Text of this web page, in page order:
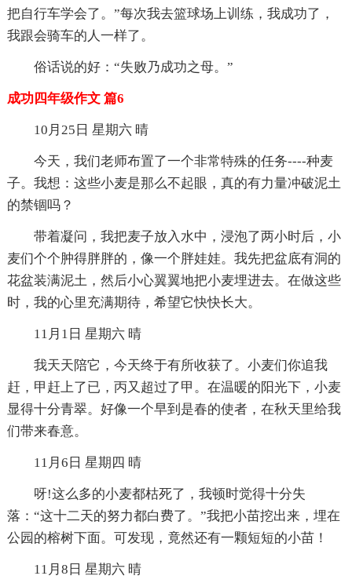
把自行车学会了。”每次我去篮球场上训练，我成功了，
我跟会骑车的人一样了。
俗话说的好：“失败乃成功之母。”
成功四年级作文 篇6
10月25日 星期六 晴
今天，我们老师布置了一个非常特殊的任务----种麦
子。我想：这些小麦是那么不起眼，真的有力量冲破泥土
的禁锢吗？
带着凝问，我把麦子放入水中，浸泡了两小时后，小
麦们个个肿得胖胖的，像一个胖娃娃。我先把盆底有洞的
花盆装满泥土，然后小心翼翼地把小麦埋进去。在做这些
时，我的心里充满期待，希望它快快长大。
11月1日 星期六 晴
我天天陪它，今天终于有所收获了。小麦们你追我
赶，甲赶上了已，丙又超过了甲。在温暖的阳光下，小麦
显得十分青翠。好像一个早到是春的使者，在秋天里给我
们带来春意。
11月6日 星期四 晴
呀!这么多的小麦都枯死了，我顿时觉得十分失
落：“这十二天的努力都白费了。”我把小苗挖出来，埋在
公园的榕树下面。可发现，竟然还有一颗短短的小苗！
11月8日 星期六 晴